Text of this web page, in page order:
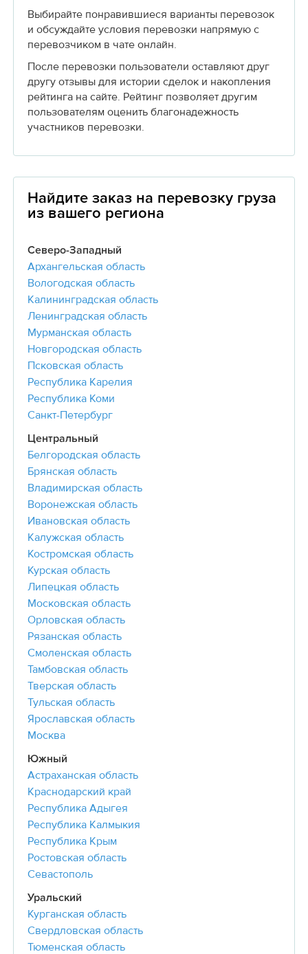
Выбирайте понравившиеся варианты перевозок
и обсуждайте условия перевозки напрямую с
перевозчиком в чате онлайн.
После перевозки пользователи оставляют друг
другу отзывы для истории сделок и накопления
рейтинга на сайте. Рейтинг позволяет другим
пользователям оценить благонадежность
участников перевозки.
Найдите заказ на перевозку груза
из вашего региона
Северо-Западный
Архангельская область
Вологодская область
Калининградская область
Ленинградская область
Мурманская область
Новгородская область
Псковская область
Республика Карелия
Республика Коми
Санкт-Петербург
Центральный
Белгородская область
Брянская область
Владимирская область
Воронежская область
Ивановская область
Калужская область
Костромская область
Курская область
Липецкая область
Московская область
Орловская область
Рязанская область
Смоленская область
Тамбовская область
Тверская область
Тульская область
Ярославская область
Москва
Южный
Астраханская область
Краснодарский край
Республика Адыгея
Республика Калмыкия
Республика Крым
Ростовская область
Севастополь
Уральский
Курганская область
Свердловская область
Тюменская область